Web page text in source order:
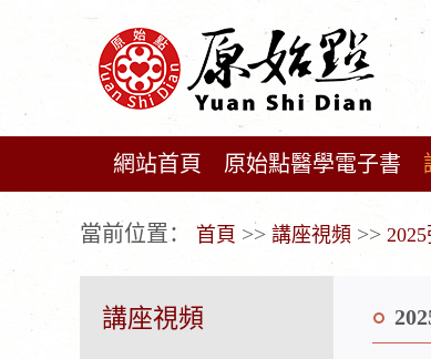
網站首頁 原始點醫學電子書
當前位置： 首頁 >> 講座視頻 >>
講座視頻